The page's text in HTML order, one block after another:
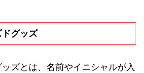
グッズ
ズとは、名前やイニシャルが入